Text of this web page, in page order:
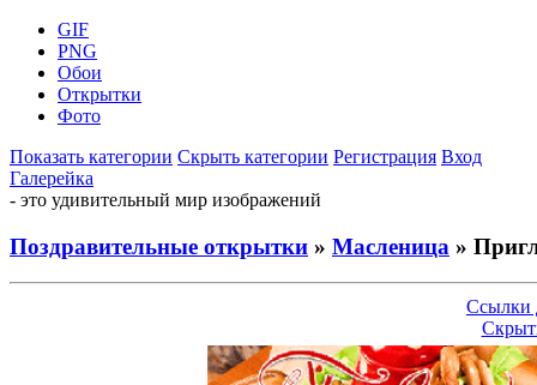
GIF
PNG
Обои
Открытки
Фото
Показать категории Скрыть категории Регистрация Вход
Галерейка
- это удивительный мир изображений
Поздравительные открытки » Масленица »
Ссылки